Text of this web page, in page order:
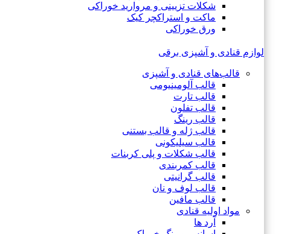
شکلات تزیینی و مروارید خوراکی
ماکت و استراکچر کیک
ورق خوراکی
لوازم قنادی و آشپزی برقی
قالب‌های قنادی و آشپزی
قالب آلومینیومی
قالب تارت
قالب تفلون
قالب رینگ
قالب ژله و قالب بستنی
قالب سیلیکونی
قالب شکلات و پلی کربنات
قالب کمربندی
قالب گرانیتی
قالب لوف و نان
قالب مافین
مواد اولیه قنادی
آرد ها